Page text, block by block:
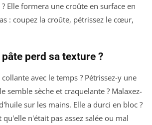
Elle formera une croûte en surface en
: coupez la croûte, pétrissez le cœur,
perd sa texture ?
avec le temps ? Pétrissez-y une
semble sèche et craquelante ? Malaxez-
d'huile sur les mains. Elle a durci en bloc ?
n'était pas assez salée ou mal